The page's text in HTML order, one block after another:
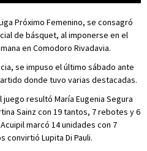
Próximo Femenino, se consagró
de básquet, al imponerse en el
en Comodoro Rivadavia.
se impuso el último sábado ante
donde tuvo varias destacadas.
resultó María Eugenia Segura
Sainz con 19 tantos, 7 rebotes y 6
marcó 14 unidades con 7
convirtió Lupita Di Pauli.